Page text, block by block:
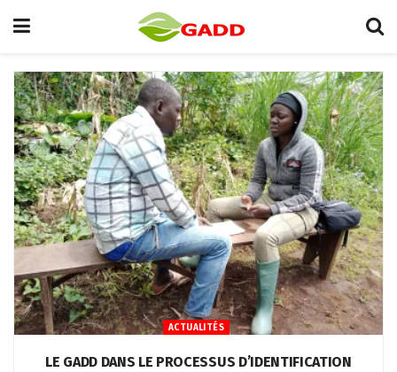
ACTUALITÉS
LE GADD DANS LE PROCESSUS D’IDENTIFICATION